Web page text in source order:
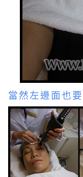
當然左邊面也要